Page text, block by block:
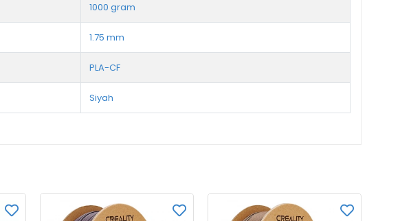
1000 gram
1.75 mm
PLA-CF
Siyah